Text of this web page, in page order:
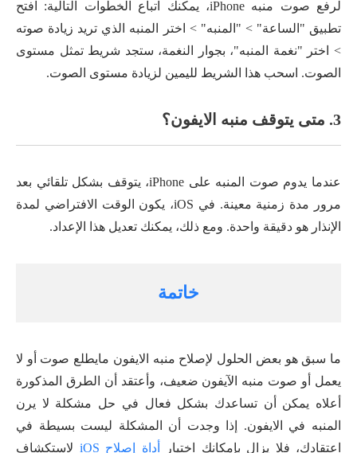
لرفع صوت منبه iPhone، يمكنك اتباع الخطوات التالية: افتح
تطبيق "الساعة" > "المنبه" > اختر المنبه الذي تريد زيادة صوته
> اختر "نغمة المنبه"، بجوار النغمة، ستجد شريط تمثل مستوى
الصوت. اسحب هذا الشريط لليمين لزيادة مستوى الصوت.
3. متى يتوقف منبه الايفون؟
عندما يدوم صوت المنبه على iPhone، يتوقف بشكل تلقائي بعد
مرور مدة زمنية معينة. في iOS، يكون الوقت الافتراضي لمدة
الإنذار هو دقيقة واحدة. ومع ذلك، يمكنك تعديل هذا الإعداد.
خاتمة
ما سبق هو بعض الحلول لإصلاح منبه الايفون مايطلع صوت أو لا
يعمل أو صوت منبه الآيفون ضعيف، وأعتقد أن الطرق المذكورة
أعلاه يمكن أن تساعدك بشكل فعال في حل مشكلة لا يرن
المنبه في الايفون. إذا وجدت أن المشكلة ليست بسيطة في
اعتقادك، فلا يزال بإمكانك اختيار
أداة إصلاح iOS
لاستكشاف